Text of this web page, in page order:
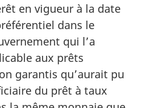
en vigueur à la date
dans le
qui l’a
aux prêts
garantis qu’aurait pu
du prêt à taux